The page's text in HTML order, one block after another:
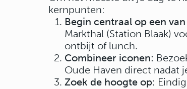
kernpunten:
Begin centraal op een
Markthal (Station Blaak)
ontbijt of lunch.
Combineer iconen:
Oude Haven direct nadat
Zoek de hoogte op: